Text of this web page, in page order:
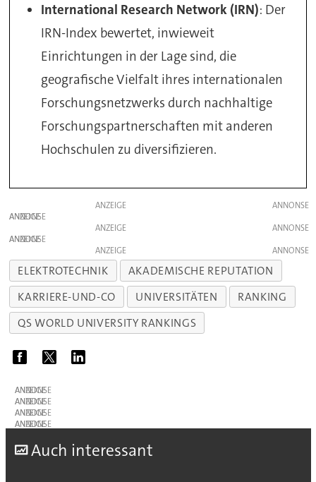
International Research Network (IRN): Der
IRN-Index bewertet, inwieweit
Einrichtungen in der Lage sind, die
geografische Vielfalt ihres internationalen
Forschungsnetzwerks durch nachhaltige
Forschungspartnerschaften mit anderen
Hochschulen zu diversifizieren.
ANZEIGE
ANZEIGE
ANZEIGE
ANZEIGE
ANZEIGE
ELEKTROTECHNIK
AKADEMISCHE REPUTATION
KARRIERE-UND-CO
UNIVERSITÄTEN
RANKING
QS WORLD UNIVERSITY RANKINGS
ANZEIGE
ANZEIGE
ANZEIGE
ANZEIGE
Auch interessant